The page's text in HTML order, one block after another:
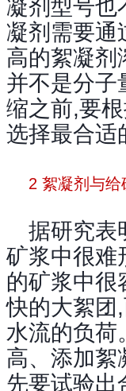
凝剂型号也
凝剂需要通
高的絮凝剂
并不是分子
缩之前,要
选择最合适
2 絮凝剂与
据研究表
矿浆中很难
的矿浆中很
快的大絮团
水流的负荷
高、添加絮
先要试验出